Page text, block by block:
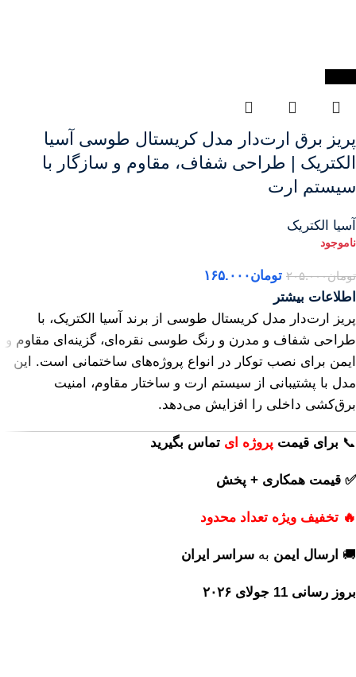
پریز برق ارت‌دار مدل کریستال طوسی آسیا
الکتریک | طراحی شفاف، مقاوم و سازگار با
سیستم ارت
آسیا الکتریک
تومان۲۰۵.۰۰۰ تومان۱۶۵.۰۰۰
اطلاعات بیشتر
پریز ارت‌دار مدل کریستال طوسی از برند آسیا الکتریک، با
طراحی شفاف و مدرن و رنگ طوسی نقره‌ای، گزینه‌ای مقاوم و
ایمن برای نصب توکار در انواع پروژه‌های ساختمانی است. این
مدل با پشتیبانی از سیستم ارت و ساختار مقاوم، امنیت
برق‌کشی داخلی را افزایش می‌دهد.
📞 برای قیمت پروژه ای تماس بگیرید
✅ قیمت همکاری + پخش
🔥 تخفیف ویژه تعداد محدود
🚚 ارسال ایمن به سراسر ایران
بروز رسانی 11 جولای ۲۰۲۶